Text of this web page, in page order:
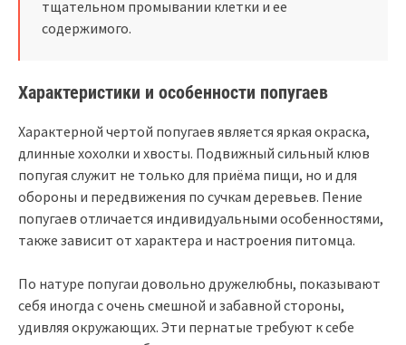
тщательном промывании клетки и ее
содержимого.
Характеристики и особенности попугаев
Характерной чертой попугаев является яркая окраска,
длинные хохолки и хвосты. Подвижный сильный клюв
попугая служит не только для приёма пищи, но и для
обороны и передвижения по сучкам деревьев. Пение
попугаев отличается индивидуальными особенностями,
также зависит от характера и настроения питомца.
По натуре попугаи довольно дружелюбны, показывают
себя иногда с очень смешной и забавной стороны,
удивляя окружающих. Эти пернатые требуют к себе